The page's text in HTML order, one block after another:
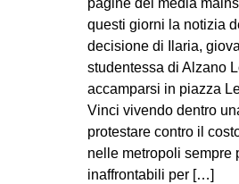
AMBIENTE
ANTIFASCISMO
DIRITTO
MIGRAZIONI
pagine dei media
questi giorni la notizia
decisione di Ilaria,
studentessa di Alzano
accamparsi in piazza
Vinci vivendo dentro
protestare contro il
nelle metropoli sempre
inaffrontabili per […]